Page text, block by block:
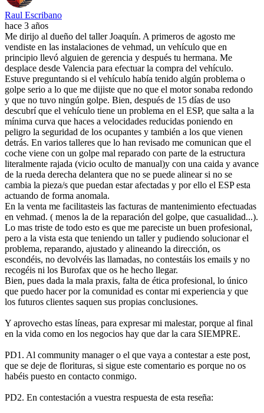
Raul Escribano
hace 3 años
Me dirijo al dueño del taller Joaquín. A primeros de agosto me
vendiste en las instalaciones de vehmad, un vehículo que en
principio llevó alguien de gerencia y después tu hermana. Me
desplace desde Valencia para efectuar la compra del vehículo.
Estuve preguntando si el vehículo había tenido algún problema o
golpe serio a lo que me dijiste que no que el motor sonaba redondo
y que no tuvo ningún golpe. Bien, después de 15 días de uso
descubrí que el vehículo tiene un problema en el ESP, que salta a la
mínima curva que haces a velocidades reducidas poniendo en
peligro la seguridad de los ocupantes y también a los que vienen
detrás. En varios talleres que lo han revisado me comunican que el
coche viene con un golpe mal reparado con parte de la estructura
literalmente rajada (vicio oculto de manual)y con una caida y avance
de la rueda derecha delantera que no se puede alinear si no se
cambia la pieza/s que puedan estar afectadas y por ello el ESP esta
actuando de forma anomala.
En la venta me facilitasteis las facturas de mantenimiento efectuadas
en vehmad. ( menos la de la reparación del golpe, que casualidad...).
Lo mas triste de todo esto es que me pareciste un buen profesional,
pero a la vista esta que teniendo un taller y pudiendo solucionar el
problema, reparando, ajustado y alineando la dirección, os
escondéis, no devolvéis las llamadas, no contestáis los emails y no
recogéis ni los Burofax que os he hecho llegar.
Bien, pues dada la mala praxis, falta de ética profesional, lo único
que puedo hacer por la comunidad es contar mi experiencia y que
los futuros clientes saquen sus propias conclusiones.
Y aprovecho estas líneas, para expresar mi malestar, porque al final
en la vida como en los negocios hay que dar la cara SIEMPRE.
PD1. Al community manager o el que vaya a contestar a este post,
que se deje de florituras, si sigue este comentario es porque no os
habéis puesto en contacto conmigo.
PD2. En contestación a vuestra respuesta de esta reseña: